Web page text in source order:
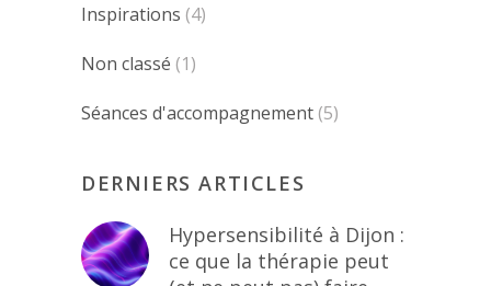
Inspirations (4)
Non classé (1)
Séances d'accompagnement (5)
DERNIERS ARTICLES
Hypersensibilité à Dijon :
ce que la thérapie peut